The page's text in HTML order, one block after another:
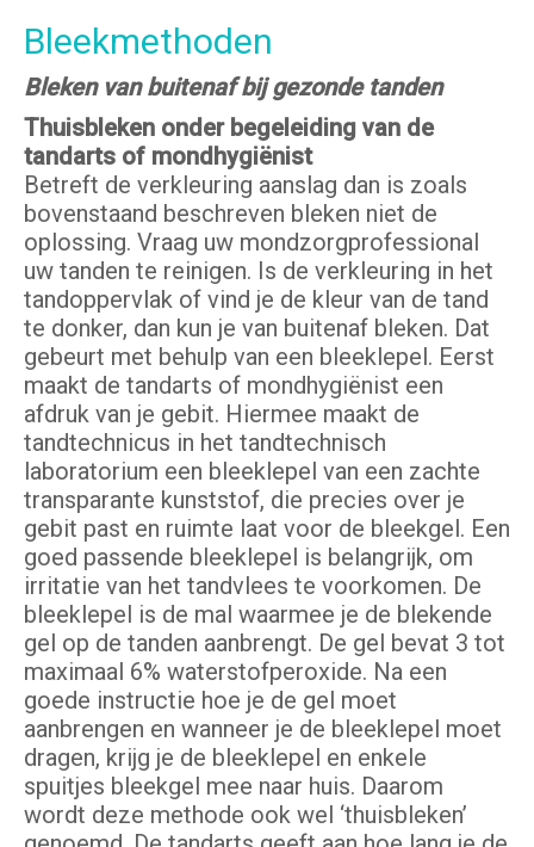
Bleekmethoden
Bleken van buitenaf bij gezonde tanden
Thuisbleken onder begeleiding van de
tandarts of mondhygiënist
Betreft de verkleuring aanslag dan is zoals
bovenstaand beschreven bleken niet de
oplossing. Vraag uw mondzorgprofessional
uw tanden te reinigen. Is de verkleuring in het
tandoppervlak of vind je de kleur van de tand
te donker, dan kun je van buitenaf bleken. Dat
gebeurt met behulp van een bleeklepel. Eerst
maakt de tandarts of mondhygiënist een
afdruk van je gebit. Hiermee maakt de
tandtechnicus in het tandtechnisch
laboratorium een bleeklepel van een zachte
transparante kunststof, die precies over je
gebit past en ruimte laat voor de bleekgel. Een
goed passende bleeklepel is belangrijk, om
irritatie van het tandvlees te voorkomen. De
bleeklepel is de mal waarmee je de blekende
gel op de tanden aanbrengt. De gel bevat 3 tot
maximaal 6% waterstofperoxide. Na een
goede instructie hoe je de gel moet
aanbrengen en wanneer je de bleeklepel moet
dragen, krijg je de bleeklepel en enkele
spuitjes bleekgel mee naar huis. Daarom
wordt deze methode ook wel ‘thuisbleken’